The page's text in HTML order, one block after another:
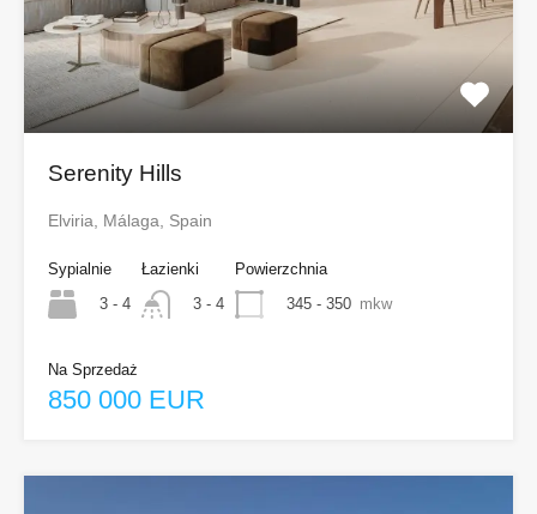
Serenity Hills
Elviria, Málaga, Spain
Sypialnie
3 - 4
Łazienki
3 - 4
Powierzchnia
345 - 350 mkw
Na Sprzedaż
850 000 EUR